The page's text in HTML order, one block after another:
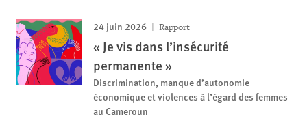
24 juin 2026 Rapport
« Je vis dans l’insécurité
permanente »
Discrimination, manque d’autonomie
économique et violences à l’égard des femmes
au Cameroun